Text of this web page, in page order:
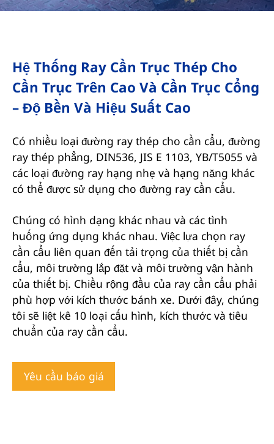
Hệ Thống Ray Cần Trục Thép Cho
Cần Trục Trên Cao Và Cần Trục Cổng
– Độ Bền Và Hiệu Suất Cao
Có nhiều loại đường ray thép cho cần cẩu, đường
ray thép phẳng, DIN536, JIS E 1103, YB/T5055 và
các loại đường ray hạng nhẹ và hạng nặng khác
có thể được sử dụng cho đường ray cần cẩu.
Chúng có hình dạng khác nhau và các tình
huống ứng dụng khác nhau. Việc lựa chọn ray
cần cẩu liên quan đến tải trọng của thiết bị cần
cẩu, môi trường lắp đặt và môi trường vận hành
của thiết bị. Chiều rộng đầu của ray cần cẩu phải
phù hợp với kích thước bánh xe. Dưới đây, chúng
tôi sẽ liệt kê 10 loại cấu hình, kích thước và tiêu
chuẩn của ray cần cẩu.
Yêu cầu báo giá